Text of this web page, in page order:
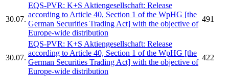
30.07.
EQS-PVR: K+S Aktiengesellschaft: Release
according to Article 40, Section 1 of the WpHG [the
German Securities Trading Act] with the objective of
Europe-wide distribution
491
30.07.
EQS-PVR: K+S Aktiengesellschaft: Release
according to Article 40, Section 1 of the WpHG [the
German Securities Trading Act] with the objective of
Europe-wide distribution
422